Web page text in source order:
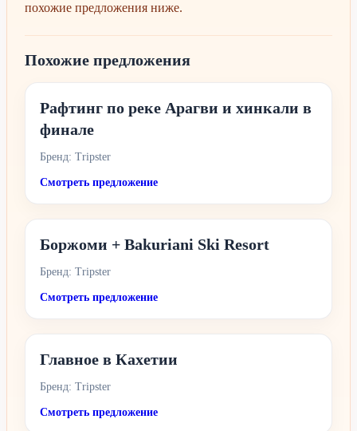
похожие предложения ниже.
Похожие предложения
Рафтинг по реке Арагви и хинкали в
финале
Бренд: Tripster
Смотреть предложение
Боржоми + Bakuriani Ski Resort
Бренд: Tripster
Смотреть предложение
Главное в Кахетии
Бренд: Tripster
Смотреть предложение